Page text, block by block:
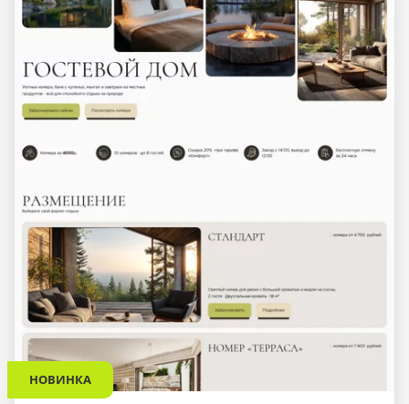
НОВИНКА